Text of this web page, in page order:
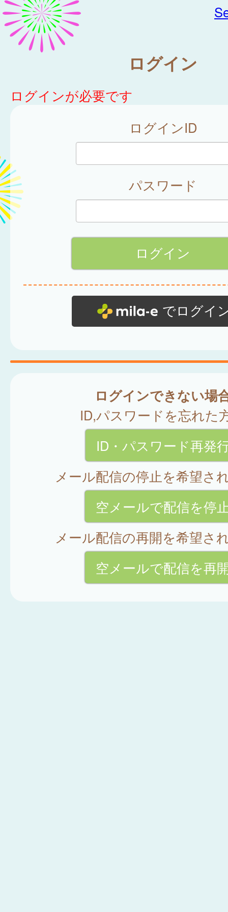
ログイン
ログインが必要です
ログインID
パスワード
でログイ
ログインできない場
ID,パスワードを忘れた
ID・パスワード再発
メール配信の停止を希望さ
空メールで配信を停
メール配信の再開を希望さ
空メールで配信を再